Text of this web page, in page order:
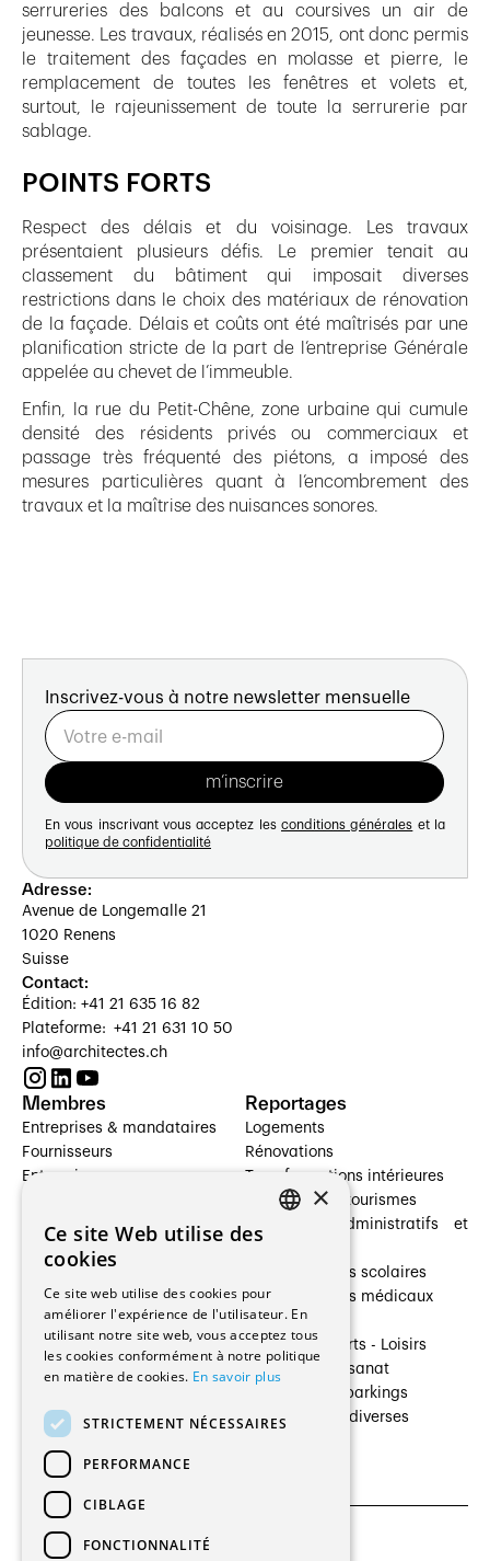
serrureries des balcons et au coursives un air de
jeunesse. Les travaux, réalisés en 2015, ont donc permis
le traitement des façades en molasse et pierre, le
remplacement de toutes les fenêtres et volets et,
surtout, le rajeunissement de toute la serrurerie par
sablage.
POINTS FORTS
Respect des délais et du voisinage. Les travaux
présentaient plusieurs défis. Le premier tenait au
classement du bâtiment qui imposait diverses
restrictions dans le choix des matériaux de rénovation
de la façade. Délais et coûts ont été maîtrisés par une
planification stricte de la part de l’entreprise Générale
appelée au chevet de l’immeuble.
Enfin, la rue du Petit-Chêne, zone urbaine qui cumule
densité des résidents privés ou commerciaux et
passage très fréquenté des piétons, a imposé des
mesures particulières quant à l’encombrement des
travaux et la maîtrise des nuisances sonores.
Inscrivez-vous à notre newsletter mensuelle
En vous inscrivant vous acceptez les conditions générales et la
politique de confidentialité
Adresse:
Avenue de Longemalle 21
1020 Renens
Suisse
Contact:
Édition: +41 21 635 16 82
Plateforme: +41 21 631 10 50
info@architectes.ch
Membres
Entreprises & mandataires
Fournisseurs
Entreprises
Architectes paysagistes
Architectes d'intérieur
Entreprises générales
Ingénieurs et mandataires
Fabricants / Fournisseurs
Régies immobilières
Gestion PPE
Reportages
Logements
Rénovations
Transformations intérieures
Hôtelleries et tourismes
Bâtiments administratifs et
Établissements scolaires
Établissements médicaux
Villas
Cultures - Sports - Loisirs
Industrie - Artisanat
Transports et parkings
Constructions diverses
CGU et Politique de confidentialités
×
Ce site Web utilise des
cookies
Ce site web utilise des cookies pour
améliorer l'expérience de l'utilisateur. En
utilisant notre site web, vous acceptez tous
les cookies conformément à notre politique
en matière de cookies. En savoir plus
STRICTEMENT NÉCESSAIRES
PERFORMANCE
CIBLAGE
FONCTIONNALITÉ